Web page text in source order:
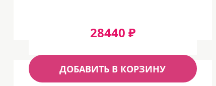
28440 ₽
ДОБАВИТЬ В КОРЗИНУ